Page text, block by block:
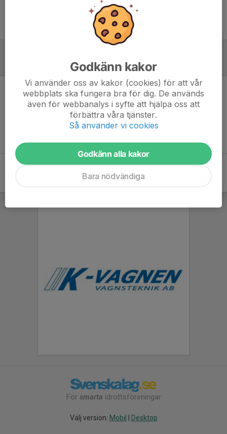
Ingen uppställning ifylld
Inget referat skrivet
För smarta idrottsföreningar
Välj version: Mobil Desktop
Godkänn kakor
Vi använder oss av kakor (cookies) för att vår
webbplats ska fungera bra för dig. De används
även för webbanalys i syfte att hjälpa oss att
förbättra våra tjänster.
Så använder vi cookies
Godkänn alla kakor
Bara nödvändiga